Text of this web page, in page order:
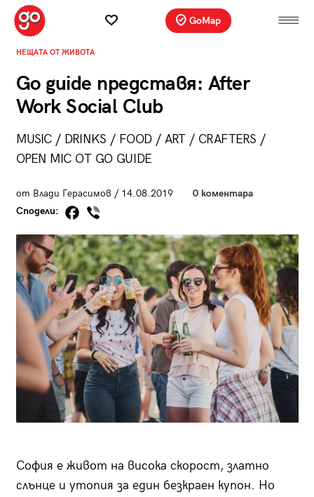
GoMap
НЕЩАТА ОТ ЖИВОТА
Go guide представя: After
Work Social Club
MUSIC / DRINKS / FOOD / ART / CRAFTERS /
OPEN MIC ОТ GO GUIDE
от Влади Герасимов / 14.08.2019
0 коментара
Сподели:
София е живот на висока скорост, златно
слънце и утопия за един безкраен купон. Но